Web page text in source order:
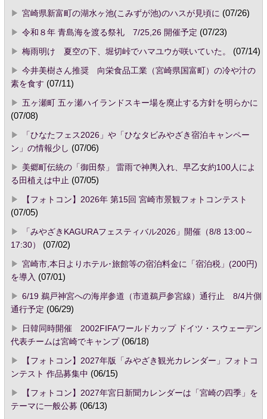
宮崎県新富町の湖水ヶ池(こみずが池)のハスが見頃に (07/26)
令和８年 青島海を渡る祭礼 7/25,26 開催予定 (07/23)
梅雨明け 夏空の下、堀切峠でハマユウが咲いていた。
(07/14)
今井美樹さん推奨 向栄食品工業（宮崎県国富町）の冷や汁の
素を食す (07/11)
五ヶ瀬町 五ヶ瀬ハイランドスキー場を廃止する方針を明らかに
(07/08)
「ひなたフェス2026」や「ひなタビみやざき宿泊キャンペー
ン」の情報少し (07/06)
美郷町伝統の「御田祭」 雷雨で神輿入れ、早乙女約100人によ
る田植えは中止 (07/05)
【フォトコン】2026年 第15回 宮崎市景観フォトコンテスト
(07/05)
「みやざきKAGURAフェスティバル2026」開催（8/8 13:00～
17:30）
(07/02)
宮崎市,本日よりホテル･旅館等の宿泊料金に「宿泊税」(200円)
を導入 (07/01)
6/19 鵜戸神宮への海岸参道（市道鵜戸参宮線）通行止 8/4片側
通行予定 (06/29)
日韓同時開催 2002FIFAワールドカップ ドイツ・スウェーデン
代表チームは宮崎でキャンプ(06/18)
【フォトコン】2027年版「みやざき観光カレンダー」フォトコ
ンテスト 作品募集中 (06/15)
【フォトコン】2027年宮日新聞カレンダーは「宮崎の四季」を
テーマに一般公募 (06/13)